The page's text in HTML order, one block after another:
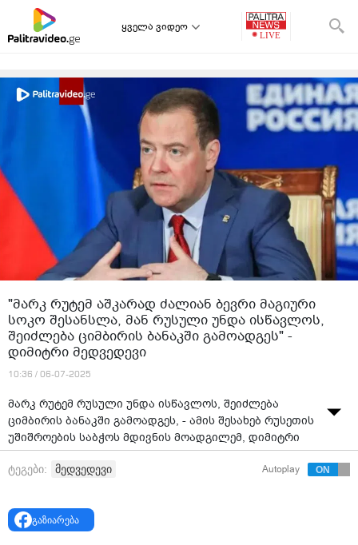
ყველა ვიდეო
"მარკ რუტემ აშკარად ძალიან ბევრი მაგიური
სოკო შესანსლა, მან რუსული უნდა ისწავლოს,
შეიძლება ციმბირის ბანაკში გამოადგეს" -
დიმიტრი მედვედევი
10:36 / 06-07-2025
მარკ რუტემ რუსული უნდა ისწავლოს, შეიძლება
ციმბირის ბანაკში გამოადგეს, - ამის შესახებ რუსეთის
უშიშროების საბჭოს მდივნის მოადგილემ, დიმიტრი
მედვედევმა პლატფორმა X-ზედაწერა.
ნიდერლანდელებს უყვართ. ის ჩინეთსა და რუსეთს
შორის შეთქმულებას ხედავს ტაივანის გამო, შემდეგ კი
ტეგები: მედვედევი Autoplay
გაზიარება